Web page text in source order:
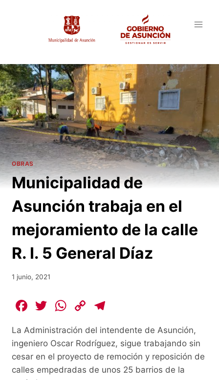
OBRAS
Municipalidad de
Asunción trabaja en el
mejoramiento de la calle
R. I. 5 General Díaz
1 junio, 2021
F
c
e
b
T
itt
er
W
at
s
A
C
p
y
Li
e
gr
a
La Administración del intendente de Asunción,
ingeniero Oscar Rodríguez, sigue trabajando sin
cesar en el proyecto de remoción y reposición de
calles empedradas de unos 25 barrios de la